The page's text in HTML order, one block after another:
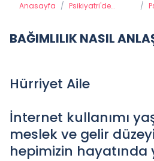
Anasayfa / Psikiyatri'de
/
BAĞIMLILIK NASIL
Hürriyet Aile
İnternet kullanımı
meslek ve gelir
hepimizin hayatında